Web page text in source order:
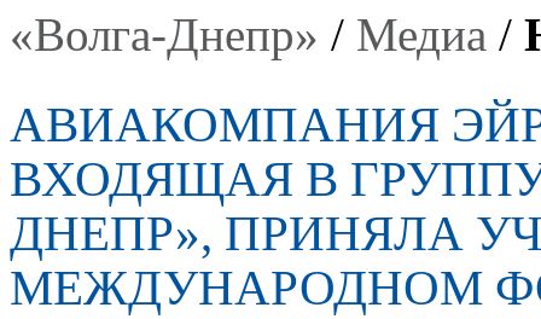
«Волга-Днепр» / Медиа /
АВИАКОМПАНИЯ
ВХОДЯЩАЯ В
ДНЕПР», ПРИНЯЛА
МЕЖДУНАРОДНОМ